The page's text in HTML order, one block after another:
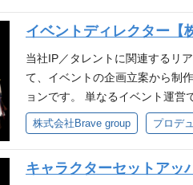
ート、マニュアル作成経験 問い
メ、ゲーム、音楽、グッズ、推
をうちぬけ』を一緒に体現でき
試行錯誤をしながら自己成長を
る方 妥協せず細かい部分まで
方 仕事で得られる事 エンタメ
運営の最前線を担う手応え トラ
リティ管理などへ業務の幅を広
ル制作 キャラクター及び衣装の
正作業（原画修正、メッシュの
ップ 使用ソフト Live2D
べての使用経験を必須とするも
仕様確認、修正内容のすり合わ
アニメ、エンタメ領域での制作
イベントディレクター【
当社IP／タレントに関連するリ
て、イベントの企画立案から制
ョンです。 単なるイベント運
者を巻き込みながら、予算・ス
す。 仕事概要 自社IP／タレント
プト、実施内容、進行計画、運
係者との折衝・調整 スケジュー
株式会社Brave group プロデ
キャラクターセットアッ